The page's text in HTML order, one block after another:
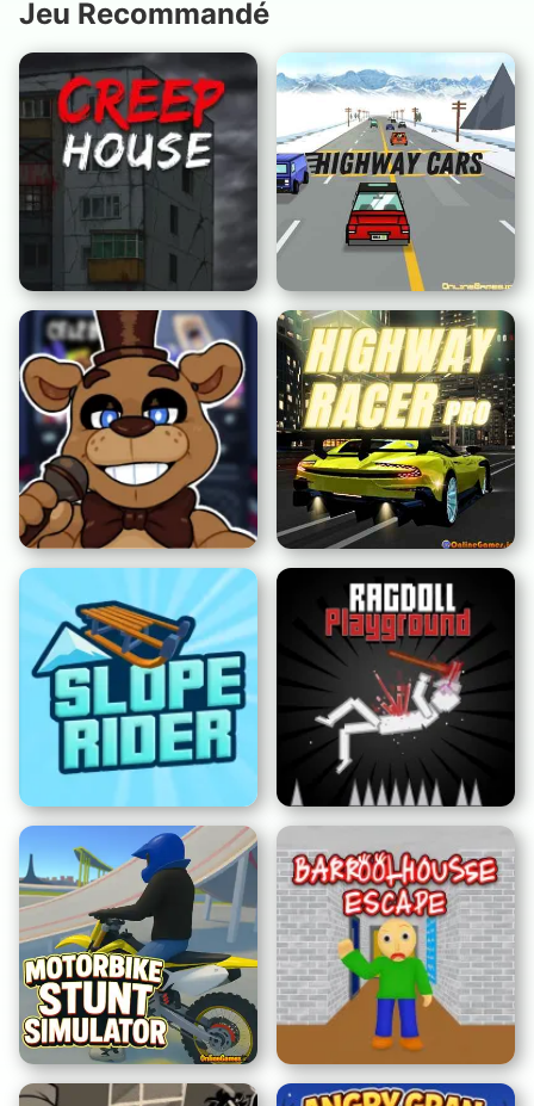
Jeu Recommandé
Maison Effrayante Voitures sur l'Autoroute
Five Nights at Freddy's 3
Courseur d'Autoroute
Pro
Cavalier de Pente
Terrain de Jeu de
Pantins